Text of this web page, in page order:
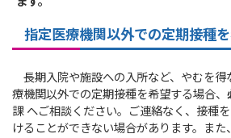
指定医療機関以外での定期接種
長期入院や施設への入所など、やむを得
療機関以外での定期接種を希望する場合、
課 へご相談ください。ご連絡なく、接種
けることができない場合があります。また